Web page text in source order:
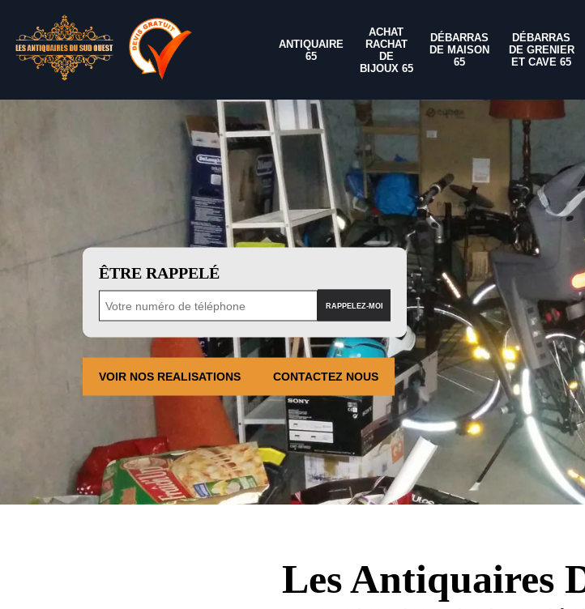
ANTIQUAIRE
65
ACHAT
RACHAT
DE
BIJOUX 65
DÉBARRAS
DE MAISON
65
DÉBARRAS
DE GRENIER
ET CAVE 65
ÊTRE RAPPELÉ
VOIR NOS REALISATIONS CONTACTEZ NOUS
Les Antiquaires